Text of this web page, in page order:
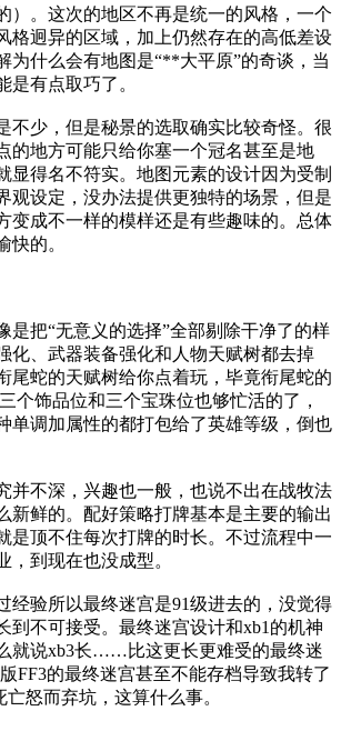
）。这次的地区不再是统一的风格，一个
格迥异的区域，加上仍然存在的高低差设
什么会有地图是“**大平原”的奇谈，当
是有点取巧了。
不少，但是秘景的选取确实比较奇怪。很
的地方可能只给你塞一个冠名甚至是地
显得名不符实。地图元素的设计因为受制
观设定，没办法提供更独特的场景，但是
变成不一样的模样还是有些趣味的。总体
快的。
是把“无意义的选择”全部剔除干净了的样
化、武器装备强化和人物天赋树都去掉
尾蛇的天赋树给你点着玩，毕竟衔尾蛇的
饰品位和三个宝珠位也够忙活的了，
单调加属性的都打包给了英雄等级，倒也
并不深，兴趣也一般，也说不出在战牧法
新鲜的。配好策略打牌基本是主要的输出
是顶不住每次打牌的时长。不过流程中一
，到现在也没成型。
经验所以最终迷宫是91级进去的，没觉得
到不可接受。最终迷宫设计和xb1的机神
就说xb3长……比这更长更难受的最终迷
FF3的最终迷宫甚至不能存档导致我转了
亡怒而弃坑，这算什么事。